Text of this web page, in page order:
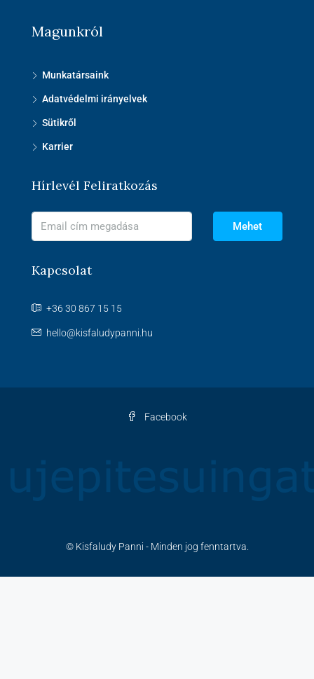
Magunkról
Munkatársaink
Adatvédelmi irányelvek
Sütikről
Karrier
Hírlevél Feliratkozás
Mehet
Kapcsolat
+36 30 867 15 15
hello@kisfaludypanni.hu
Facebook
© Kisfaludy Panni - Minden jog fenntartva.